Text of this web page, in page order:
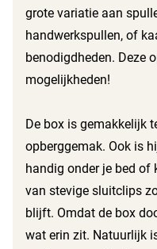
grote variatie aan
handwerkspullen, of
benodigdheden. Deze
mogelijkheden!
De box is gemakkelijk
opberggemak. Ook is
handig onder je bed of
van stevige sluitclips
blijft. Omdat de box
wat erin zit. Natuurlijk